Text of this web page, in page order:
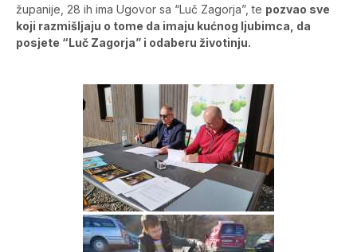
županije, 28 ih ima Ugovor sa “Luč Zagorja”, te pozvao sve
koji razmišljaju o tome da imaju kućnog ljubimca, da
posjete “Luč Zagorja” i odaberu životinju.